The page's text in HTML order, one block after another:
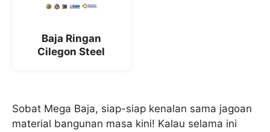
Baja Ringan
Cilegon Steel
Sobat Mega Baja, siap-siap kenalan sama jagoan
material bangunan masa kini! Kalau selama ini